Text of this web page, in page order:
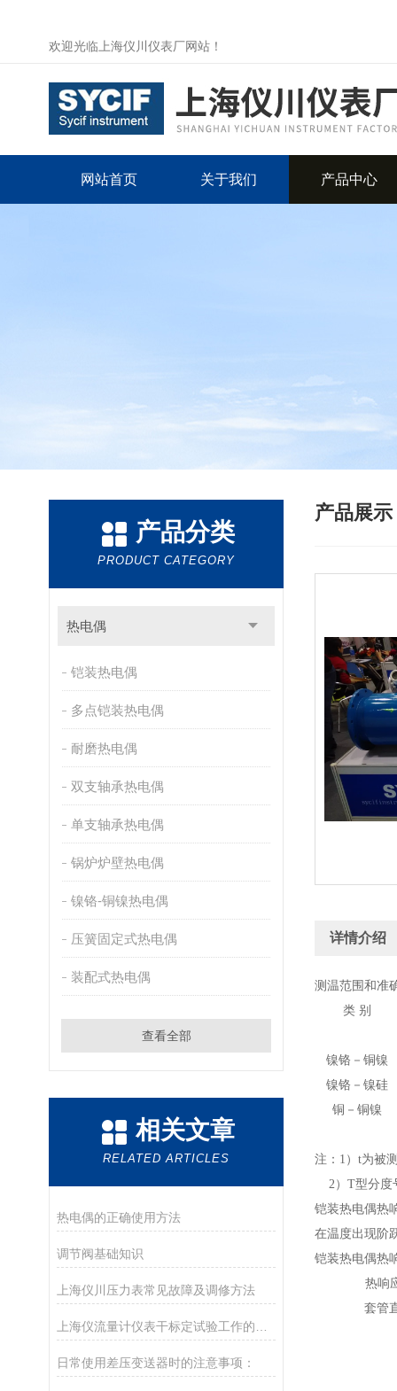
欢迎光临上海仪川仪表厂网站！
网站首页 关于我们 产品中心
产品分类
PRODUCT CATEGORY
热电偶
铠装热电偶
多点铠装热电偶
耐磨热电偶
双支轴承热电偶
单支轴承热电偶
锅炉炉壁热电偶
镍铬-铜镍热电偶
压簧固定式热电偶
装配式热电偶
查看全部
相关文章
RELATED ARTICLES
热电偶的正确使用方法
调节阀基础知识
上海仪川压力表常见故障及调修方法
日常使用差压变送器时的注意事项：
产品展示
详情介绍
测温范围和准
类 别
镍铬－铜镍
镍铬－镍硅
铜－铜镍
注：1）t为被
2）T型分度
铠装热电偶热
在温度出现阶
铠装热电偶热
热响
套管